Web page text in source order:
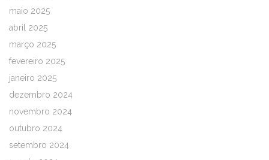
maio 2025
abril 2025
março 2025
fevereiro 2025
janeiro 2025
dezembro 2024
novembro 2024
outubro 2024
setembro 2024